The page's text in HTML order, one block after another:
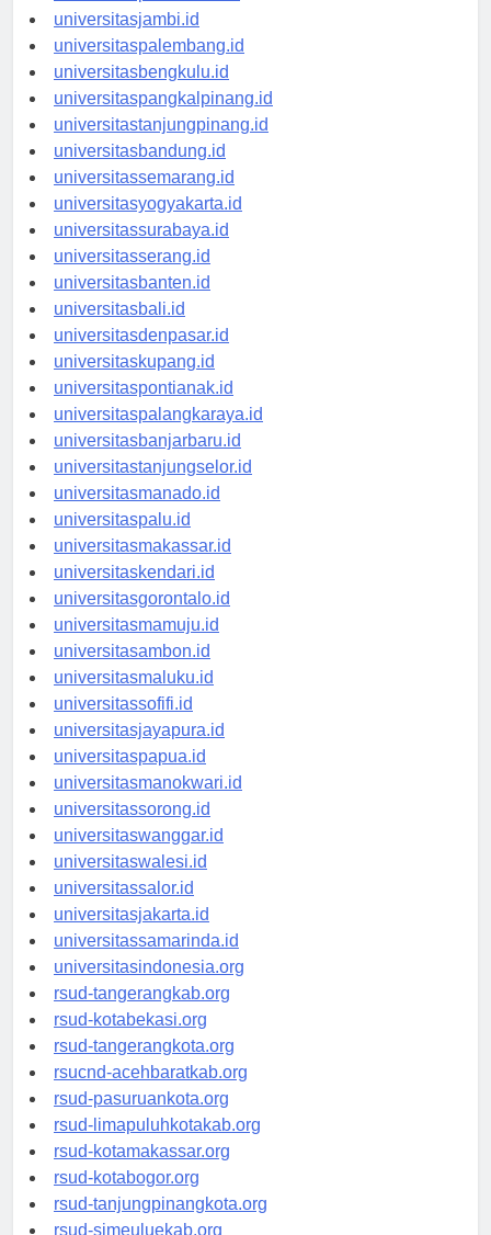
universitaspekanbaru.id
universitasjambi.id
universitaspalembang.id
universitasbengkulu.id
universitaspangkalpinang.id
universitastanjungpinang.id
universitasbandung.id
universitassemarang.id
universitasyogyakarta.id
universitassurabaya.id
universitasserang.id
universitasbanten.id
universitasbali.id
universitasdenpasar.id
universitaskupang.id
universitaspontianak.id
universitaspalangkaraya.id
universitasbanjarbaru.id
universitastanjungselor.id
universitasmanado.id
universitaspalu.id
universitasmakassar.id
universitaskendari.id
universitasgorontalo.id
universitasmamuju.id
universitasambon.id
universitasmaluku.id
universitassofifi.id
universitasjayapura.id
universitaspapua.id
universitasmanokwari.id
universitassorong.id
universitaswanggar.id
universitaswalesi.id
universitassalor.id
universitasjakarta.id
universitassamarinda.id
universitasindonesia.org
rsud-tangerangkab.org
rsud-kotabekasi.org
rsud-tangerangkota.org
rsucnd-acehbaratkab.org
rsud-pasuruankota.org
rsud-limapuluhkotakab.org
rsud-kotamakassar.org
rsud-kotabogor.org
rsud-tanjungpinangkota.org